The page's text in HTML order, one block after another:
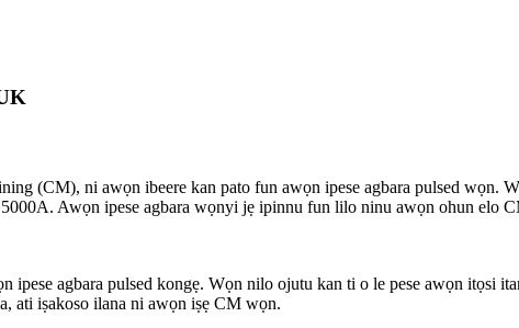
(CM), ni awọn ibeere kan pato fun awọn ipese agbara pulsed wọn.
Awọn ipese agbara wọnyi jẹ ipinnu fun lilo ninu awọn ohun elo
agbara pulsed kongẹ. Wọn nilo ojutu kan ti o le pese awọn itọsi
ati iṣakoso ilana ni awọn iṣẹ CM wọn.